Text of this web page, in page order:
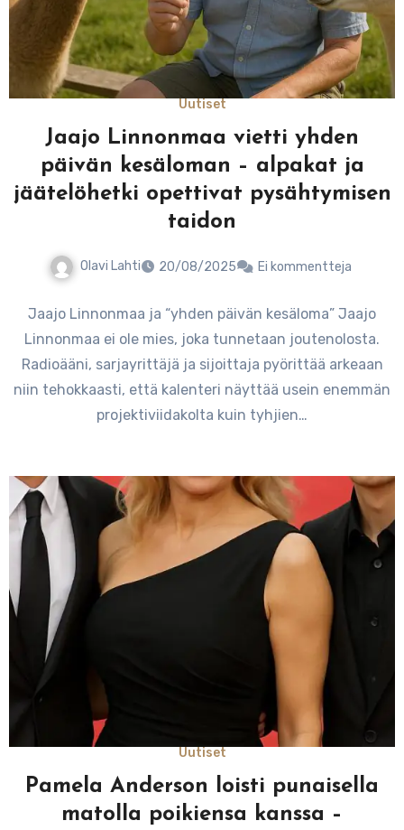
Uutiset
Jaajo Linnonmaa vietti yhden
päivän kesäloman – alpakat ja
jäätelöhetki opettivat pysähtymisen
taidon
Olavi Lahti 20/08/2025 Ei kommentteja
Jaajo Linnonmaa ja “yhden päivän kesäloma” Jaajo
Linnonmaa ei ole mies, joka tunnetaan joutenolosta.
Radioääni, sarjayrittäjä ja sijoittaja pyörittää arkeaan
niin tehokkaasti, että kalenteri näyttää usein enemmän
projektiviidakolta kuin tyhjien…
Uutiset
Pamela Anderson loisti punaisella
matolla poikiensa kanssa –